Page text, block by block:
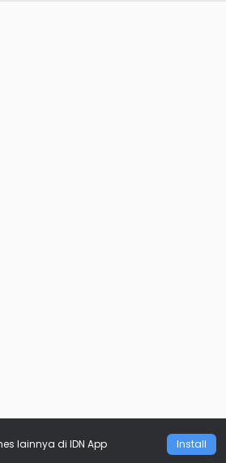
lainnya di IDN App Install